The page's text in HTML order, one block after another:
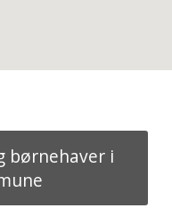
børnehaver i